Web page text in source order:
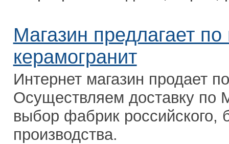
Магазин предлагает
керамогранит
Интернет магазин продает
Осуществляем доставку по
выбор фабрик российского,
производства.